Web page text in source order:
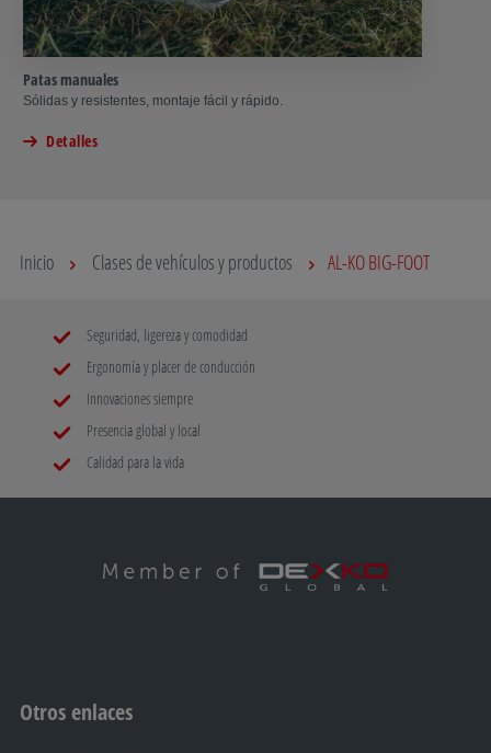
Patas manuales
Sólidas y resistentes, montaje fácil y rápido.
Detalles
Inicio Clases de vehículos y productos AL-KO BIG-FOOT
Seguridad, ligereza y comodidad
Ergonomía y placer de conducción
Innovaciones siempre
Presencia global y local
Calidad para la vida
Otros enlaces